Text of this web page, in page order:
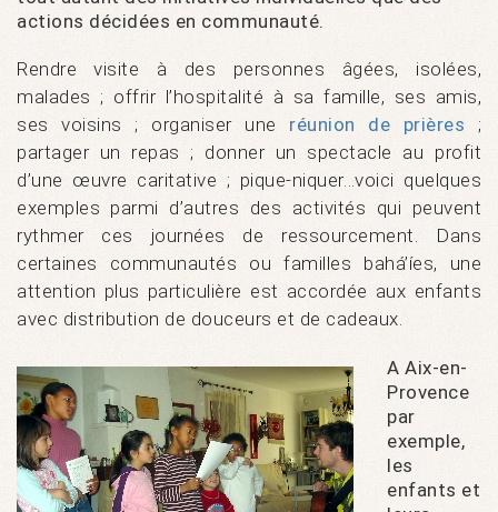
actions décidées en communauté.
Rendre visite à des personnes âgées, isolées,
malades ; offrir l’hospitalité à sa famille, ses amis,
ses voisins ; organiser une réunion de prières ;
partager un repas ; donner un spectacle au profit
d’une œuvre caritative ; pique-niquer…voici quelques
exemples parmi d’autres des activités qui peuvent
rythmer ces journées de ressourcement. Dans
certaines communautés ou familles bahá’íes, une
attention plus particulière est accordée aux enfants
avec distribution de douceurs et de cadeaux.
A Aix-en-
Provence
par
exemple,
les
enfants et